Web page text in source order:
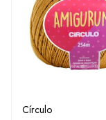
Círculo